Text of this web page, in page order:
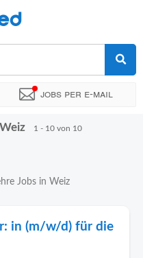
Jobs per e-mail
Personaldienstleister
1 - 10 von 10
Jobs in Weiz
in (m/w/d) für die